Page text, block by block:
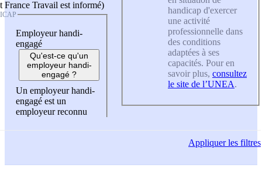
France Travail est informé)
Employeur handi-
engagé
Qu'est-ce qu'un
employeur handi-
engagé ?
Un employeur handi-
engagé est un
employeur reconnu
handicap d'exercer
une activité
professionnelle dans
des conditions
adaptées à ses
capacités. Pour en
savoir plus, consultez
le site de l’UNEA.
Appliquerles filtres